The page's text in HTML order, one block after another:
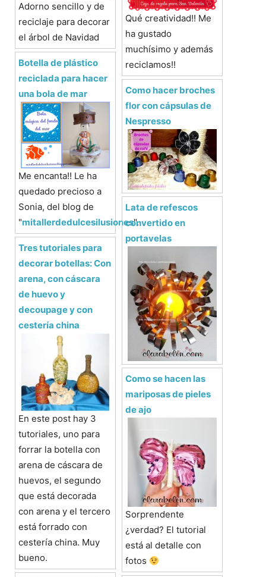
Adorno sencillo y de
reciclaje para decorar
el árbol de Navidad
Botella de plástico
reciclada para hacer
una bola de mar
Me encanta!! Le ha
quedado precioso a
Sonia, del blog de
"mitallerdedulcesilusiones".
Tres tutoriales para
decorar botellas: Con
arena, con cáscara
de huevo y
decoupage y con
cestería china
En este post hay 3
tutoriales, uno para
forrar la botella con
arena de cáscara de
huevos, el segundo
que está decorada
con arena y el tercero
está forrado con
cestería china. Muy
bueno.
Qué creatividad!! Me
ha gustado
muchísimo y además
reciclamos!!
Como hacer broches
flor con cápsulas de
Nespresso
Lata de refescos
convertido en
portavelas
Como se hacen las
mariposas de pieles
de ajo
Sorprendente
¿verdad? El tutorial
está al detalle con
fotos